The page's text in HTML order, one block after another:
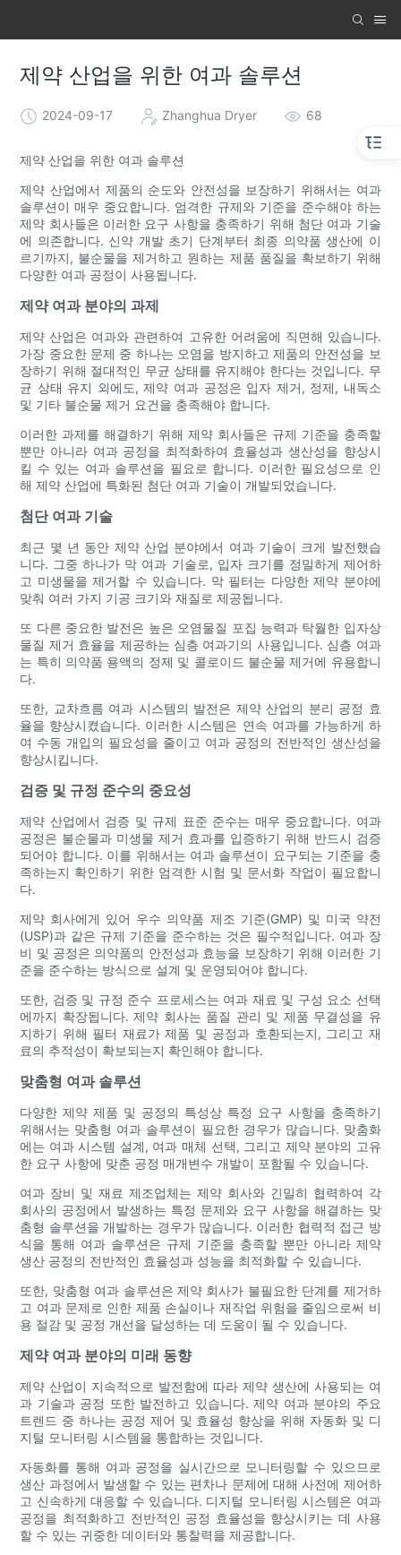
제약 산업을 위한 여과 솔루션
2024-09-17 Zhanghua Dryer 68
제약 산업을 위한 여과 솔루션
제약 산업에서 제품의 순도와 안전성을 보장하기 위해서는 여과
솔루션이 매우 중요합니다. 엄격한 규제와 기준을 준수해야 하는
제약 회사들은 이러한 요구 사항을 충족하기 위해 첨단 여과 기술
에 의존합니다. 신약 개발 초기 단계부터 최종 의약품 생산에 이
르기까지, 불순물을 제거하고 원하는 제품 품질을 확보하기 위해
다양한 여과 공정이 사용됩니다.
제약 여과 분야의 과제
제약 산업은 여과와 관련하여 고유한 어려움에 직면해 있습니다.
가장 중요한 문제 중 하나는 오염을 방지하고 제품의 안전성을 보
장하기 위해 절대적인 무균 상태를 유지해야 한다는 것입니다. 무
균 상태 유지 외에도, 제약 여과 공정은 입자 제거, 정제, 내독소
및 기타 불순물 제거 요건을 충족해야 합니다.
이러한 과제를 해결하기 위해 제약 회사들은 규제 기준을 충족할
뿐만 아니라 여과 공정을 최적화하여 효율성과 생산성을 향상시
킬 수 있는 여과 솔루션을 필요로 합니다. 이러한 필요성으로 인
해 제약 산업에 특화된 첨단 여과 기술이 개발되었습니다.
첨단 여과 기술
최근 몇 년 동안 제약 산업 분야에서 여과 기술이 크게 발전했습
니다. 그중 하나가 막 여과 기술로, 입자 크기를 정밀하게 제어하
고 미생물을 제거할 수 있습니다. 막 필터는 다양한 제약 분야에
맞춰 여러 가지 기공 크기와 재질로 제공됩니다.
또 다른 중요한 발전은 높은 오염물질 포집 능력과 탁월한 입자상
물질 제거 효율을 제공하는 심층 여과기의 사용입니다. 심층 여과
는 특히 의약품 용액의 정제 및 콜로이드 불순물 제거에 유용합니
다.
또한, 교차흐름 여과 시스템의 발전은 제약 산업의 분리 공정 효
율을 향상시켰습니다. 이러한 시스템은 연속 여과를 가능하게 하
여 수동 개입의 필요성을 줄이고 여과 공정의 전반적인 생산성을
향상시킵니다.
검증 및 규정 준수의 중요성
제약 산업에서 검증 및 규제 표준 준수는 매우 중요합니다. 여과
공정은 불순물과 미생물 제거 효과를 입증하기 위해 반드시 검증
되어야 합니다. 이를 위해서는 여과 솔루션이 요구되는 기준을 충
족하는지 확인하기 위한 엄격한 시험 및 문서화 작업이 필요합니
다.
제약 회사에게 있어 우수 의약품 제조 기준(GMP) 및 미국 약전
(USP)과 같은 규제 기준을 준수하는 것은 필수적입니다. 여과 장
비 및 공정은 의약품의 안전성과 효능을 보장하기 위해 이러한 기
준을 준수하는 방식으로 설계 및 운영되어야 합니다.
또한, 검증 및 규정 준수 프로세스는 여과 재료 및 구성 요소 선택
에까지 확장됩니다. 제약 회사는 품질 관리 및 제품 무결성을 유
지하기 위해 필터 재료가 제품 및 공정과 호환되는지, 그리고 재
료의 추적성이 확보되는지 확인해야 합니다.
맞춤형 여과 솔루션
다양한 제약 제품 및 공정의 특성상 특정 요구 사항을 충족하기
위해서는 맞춤형 여과 솔루션이 필요한 경우가 많습니다. 맞춤화
에는 여과 시스템 설계, 여과 매체 선택, 그리고 제약 분야의 고유
한 요구 사항에 맞춘 공정 매개변수 개발이 포함될 수 있습니다.
여과 장비 및 재료 제조업체는 제약 회사와 긴밀히 협력하여 각
회사의 공정에서 발생하는 특정 문제와 요구 사항을 해결하는 맞
춤형 솔루션을 개발하는 경우가 많습니다. 이러한 협력적 접근 방
식을 통해 여과 솔루션은 규제 기준을 충족할 뿐만 아니라 제약
생산 공정의 전반적인 효율성과 성능을 최적화할 수 있습니다.
또한, 맞춤형 여과 솔루션은 제약 회사가 불필요한 단계를 제거하
고 여과 문제로 인한 제품 손실이나 재작업 위험을 줄임으로써 비
용 절감 및 공정 개선을 달성하는 데 도움이 될 수 있습니다.
제약 여과 분야의 미래 동향
제약 산업이 지속적으로 발전함에 따라 제약 생산에 사용되는 여
과 기술과 공정 또한 발전하고 있습니다. 제약 여과 분야의 주요
트렌드 중 하나는 공정 제어 및 효율성 향상을 위해 자동화 및 디
지털 모니터링 시스템을 통합하는 것입니다.
자동화를 통해 여과 공정을 실시간으로 모니터링할 수 있으므로
생산 과정에서 발생할 수 있는 편차나 문제에 대해 사전에 제어하
고 신속하게 대응할 수 있습니다. 디지털 모니터링 시스템은 여과
공정을 최적화하고 전반적인 공정 효율성을 향상시키는 데 사용
할 수 있는 귀중한 데이터와 통찰력을 제공합니다.